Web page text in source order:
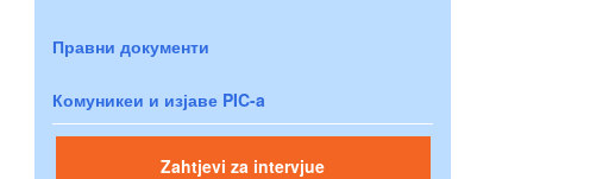
Правни документи
Комуникеи и изјаве PIC-a
Zahtjevi za intervjue